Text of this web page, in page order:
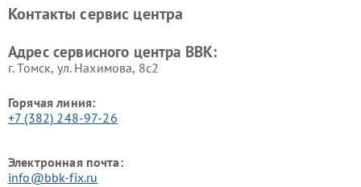
Ремонт винных шкафов BBK
Контакты сервис центра
Адрес сервисного центра BBK:
г. Томск, ул. Нахимова, 8с2
Горячая линия:
+7 (382) 248-97-26
Электронная почта:
info@bbk-fix.ru